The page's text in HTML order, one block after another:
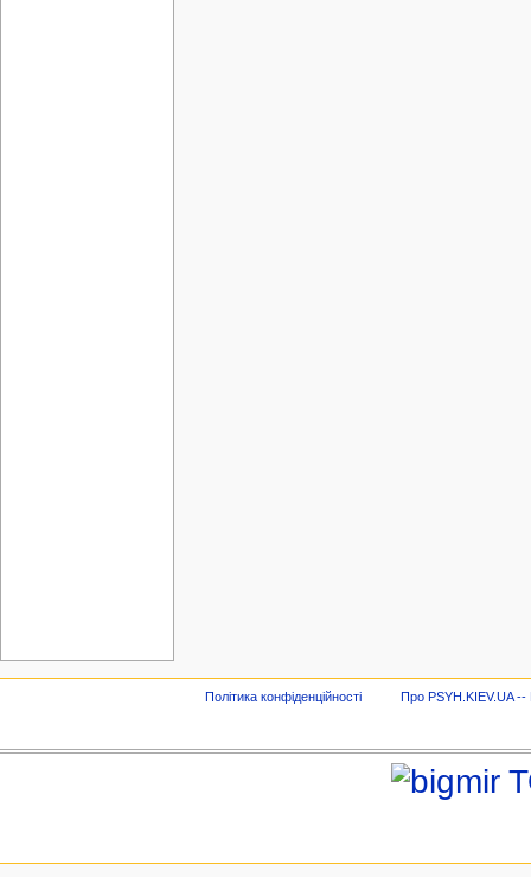
Політика конфіденційності Про PSYH.KIEV.UA --